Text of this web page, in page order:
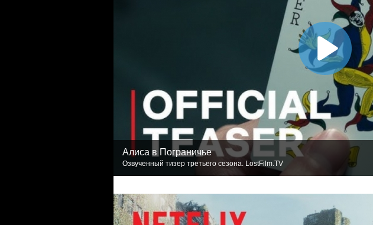
Алиса в Пограничье
Озвученный тизер третьего сезона. LostFilm.TV